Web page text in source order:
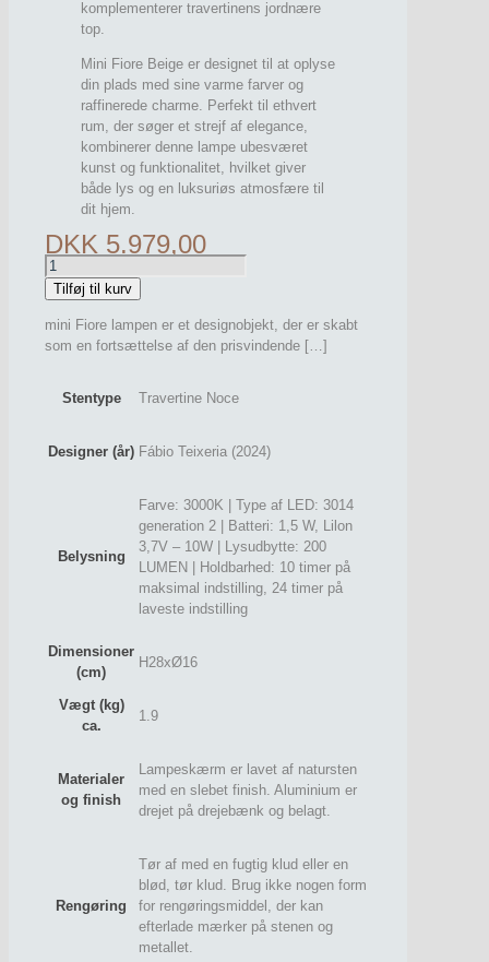
komplementerer travertinens jordnære
top.
Mini Fiore Beige er designet til at oplyse
din plads med sine varme farver og
raffinerede charme. Perfekt til ethvert
rum, der søger et strejf af elegance,
kombinerer denne lampe ubesværet
kunst og funktionalitet, hvilket giver
både lys og en luksuriøs atmosfære til
dit hjem.
DKK 5.979,00
MINI
FIORE
BEIGE
antal
Tilføj til kurv
mini Fiore lampen er et designobjekt, der er skabt
som en fortsættelse af den prisvindende […]
Stentype Travertine Noce
Designer (år) Fábio Teixeria (2024)
Belysning
Farve: 3000K | Type af LED: 3014
generation 2 | Batteri: 1,5 W, Lilon
3,7V – 10W | Lysudbytte: 200
LUMEN | Holdbarhed: 10 timer på
maksimal indstilling, 24 timer på
laveste indstilling
Dimensioner
(cm)
H28xØ16
Vægt (kg)
ca.
1.9
Materialer
og finish
Lampeskærm er lavet af natursten
med en slebet finish. Aluminium er
drejet på drejebænk og belagt.
Rengøring
Tør af med en fugtig klud eller en
blød, tør klud. Brug ikke nogen form
for rengøringsmiddel, der kan
efterlade mærker på stenen og
metallet.